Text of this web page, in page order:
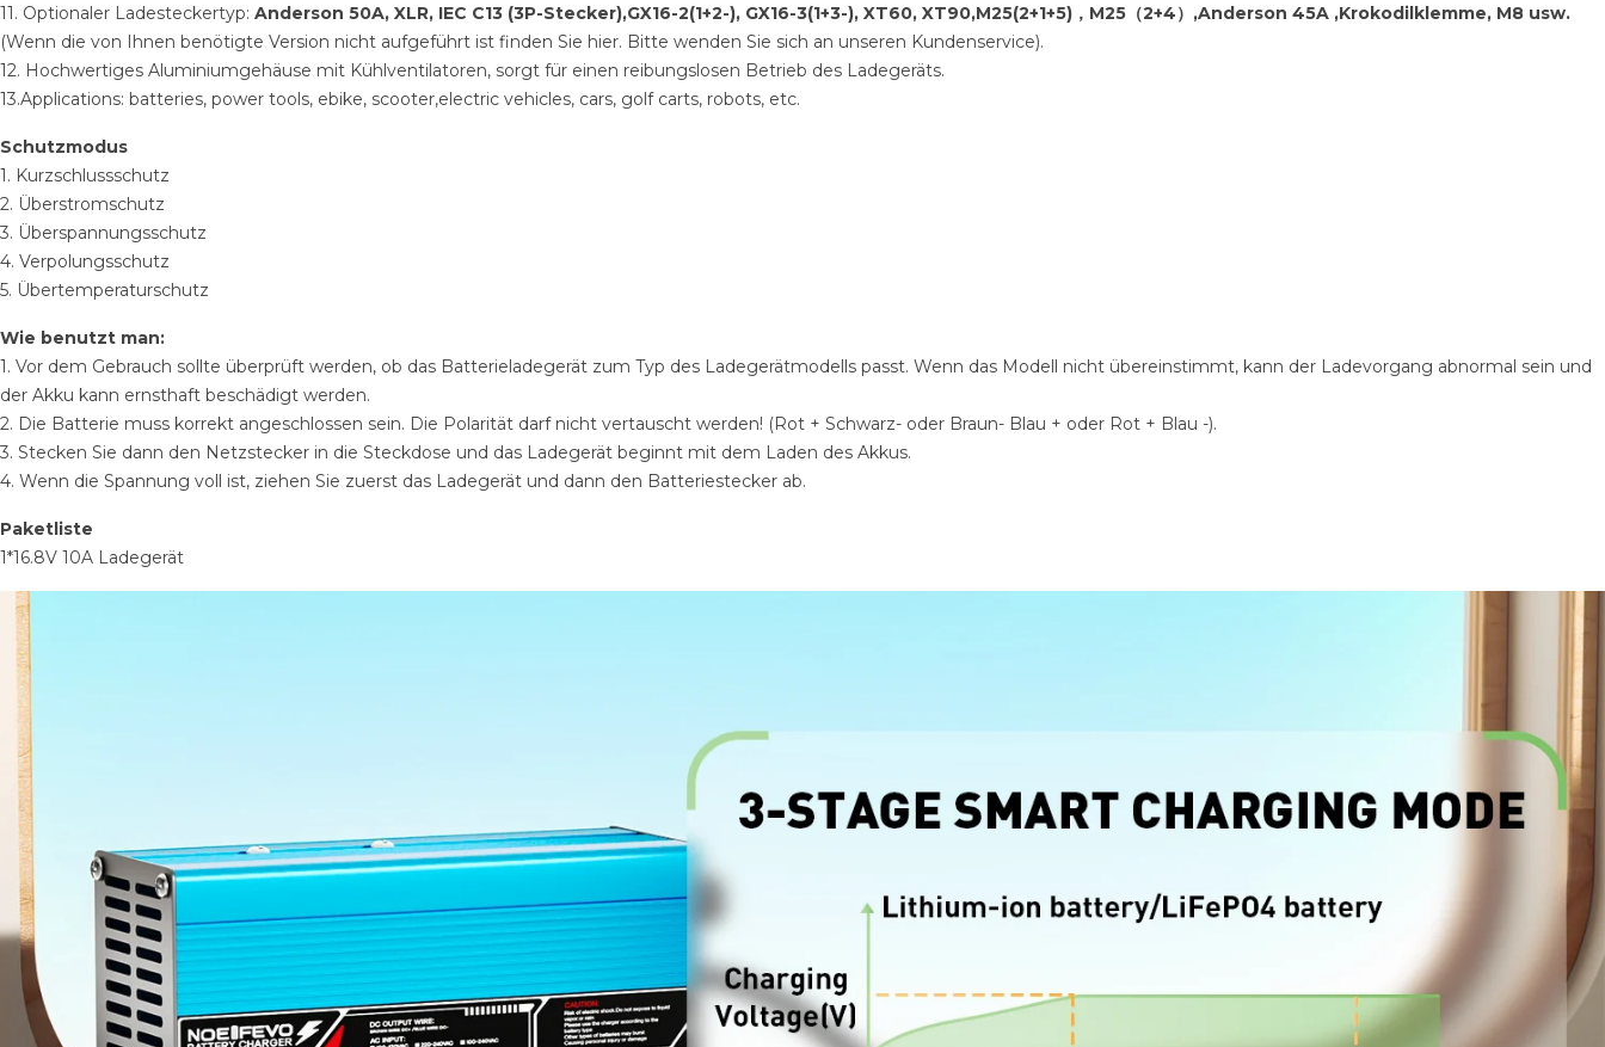
11. Optionaler Ladesteckertyp: Anderson 50A, XLR, IEC C13 (3P-Stecker),GX16-2(1+2-), GX16-3(1+3-), XT60, XT90,M25(2+1+5)，M25（2+4）,Anderson 45A ,Krokodilklemme, M8 usw.
(Wenn die von Ihnen benötigte Version nicht aufgeführt ist finden Sie hier. Bitte wenden Sie sich an unseren Kundenservice).
12. Hochwertiges Aluminiumgehäuse mit Kühlventilatoren, sorgt für einen reibungslosen Betrieb des Ladegeräts.
13.Applications: batteries, power tools, ebike, scooter,electric vehicles, cars, golf carts, robots, etc.
Schutzmodus
1. Kurzschlussschutz
2. Überstromschutz
3. Überspannungsschutz
4. Verpolungsschutz
5. Übertemperaturschutz
Wie benutzt man:
1. Vor dem Gebrauch sollte überprüft werden, ob das Batterieladegerät zum Typ des Ladegerätmodells passt. Wenn das Modell nicht übereinstimmt, kann der Ladevorgang abnormal sein und
der Akku kann ernsthaft beschädigt werden.
2. Die Batterie muss korrekt angeschlossen sein. Die Polarität darf nicht vertauscht werden! (Rot + Schwarz- oder Braun- Blau + oder Rot + Blau -).
3. Stecken Sie dann den Netzstecker in die Steckdose und das Ladegerät beginnt mit dem Laden des Akkus.
4. Wenn die Spannung voll ist, ziehen Sie zuerst das Ladegerät und dann den Batteriestecker ab.
Paketliste
1*16.8V 10A Ladegerät